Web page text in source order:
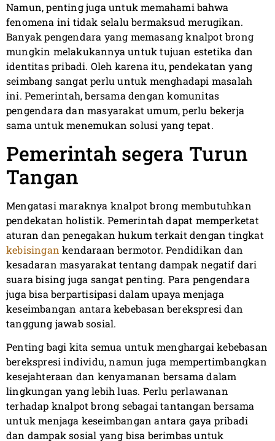
Namun, penting juga untuk memahami bahwa
fenomena ini tidak selalu bermaksud merugikan.
Banyak pengendara yang memasang knalpot brong
mungkin melakukannya untuk tujuan estetika dan
identitas pribadi. Oleh karena itu, pendekatan yang
seimbang sangat perlu untuk menghadapi masalah
ini. Pemerintah, bersama dengan komunitas
pengendara dan masyarakat umum, perlu bekerja
sama untuk menemukan solusi yang tepat.
Pemerintah segera Turun
Tangan
Mengatasi maraknya knalpot brong membutuhkan
pendekatan holistik. Pemerintah dapat memperketat
aturan dan penegakan hukum terkait dengan tingkat
kebisingan kendaraan bermotor. Pendidikan dan
kesadaran masyarakat tentang dampak negatif dari
suara bising juga sangat penting. Para pengendara
juga bisa berpartisipasi dalam upaya menjaga
keseimbangan antara kebebasan berekspresi dan
tanggung jawab sosial.
Penting bagi kita semua untuk menghargai kebebasan
berekspresi individu, namun juga mempertimbangkan
kesejahteraan dan kenyamanan bersama dalam
lingkungan yang lebih luas. Perlu perlawanan
terhadap knalpot brong sebagai tantangan bersama
untuk menjaga keseimbangan antara gaya pribadi
dan dampak sosial yang bisa berimbas untuk